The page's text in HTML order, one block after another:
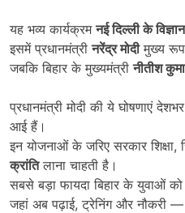
यह भव्य कार्यक्रमनई दिल्ली के
इसमें प्रधानमंत्रीनरेंद्र मोदीमुख्य रूप
जबकि बिहार के मुख्यमंत्रीनीतीश
प्रधानमंत्री मोदी की ये घोषणाएं
आई हैं।
इन योजनाओं के जरिए सरकार
क्रांतिलाना चाहती है।
सबसे बड़ा फायदा बिहार के युवाओं को
जहां अब पढ़ाई, ट्रेनिंग और नौकरी